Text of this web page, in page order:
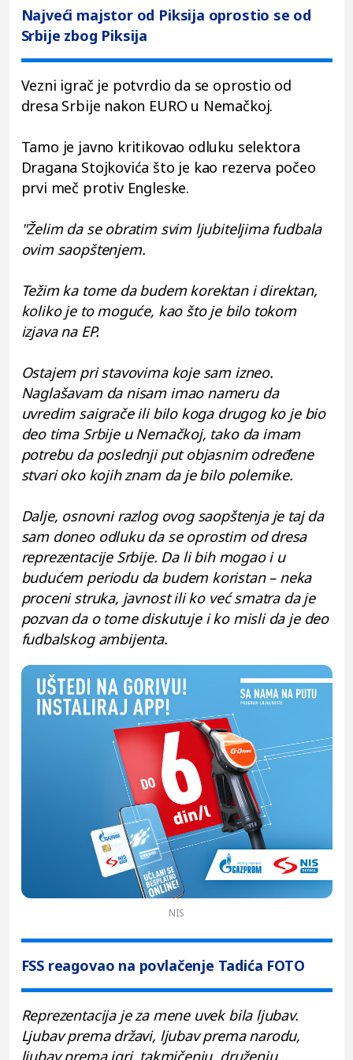
Najveći majstor od Piksija oprostio se od
Srbije zbog Piksija
Vezni igrač je potvrdio da se oprostio od
dresa Srbije nakon EURO u Nemačkoj.
Tamo je javno kritikovao odluku selektora
Dragana Stojkovića što je kao rezerva počeo
prvi meč protiv Engleske.
"Želim da se obratim svim ljubiteljima fudbala
ovim saopštenjem.
Težim ka tome da budem korektan i direktan,
koliko je to moguće, kao što je bilo tokom
izjava na EP.
Ostajem pri stavovima koje sam izneo.
Naglašavam da nisam imao nameru da
uvredim saigrače ili bilo koga drugog ko je bio
deo tima Srbije u Nemačkoj, tako da imam
potrebu da poslednji put objasnim određene
stvari oko kojih znam da je bilo polemike.
Dalje, osnovni razlog ovog saopštenja je taj da
sam doneo odluku da se oprostim od dresa
reprezentacije Srbije. Da li bih mogao i u
budućem periodu da budem koristan – neka
proceni struka, javnost ili ko već smatra da je
pozvan da o tome diskutuje i ko misli da je deo
fudbalskog ambijenta.
NIS
FSS reagovao na povlačenje Tadića FOTO
Reprezentacija je za mene uvek bila ljubav.
Ljubav prema državi, ljubav prema narodu,